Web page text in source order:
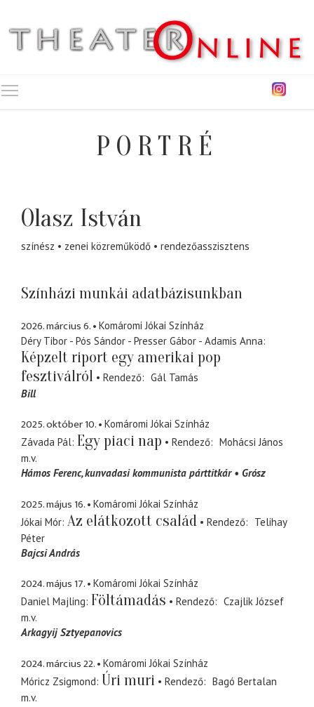
PORTRÉ
Olasz István
színész zenei közreműködő rendezőasszisztens
Színházi munkái adatbázisunkban
2026. március 6.
Komáromi Jókai Színház
Déry Tibor - Pós Sándor - Presser Gábor - Adamis Anna
Képzelt riport egy amerikai pop
fesztiválról
Rendező
Gál Tamás
Bill
2025. október 10.
Komáromi Jókai Színház
Závada Pál Egy piaci nap Rendező
Mohácsi János
m.v.
Hámos Ferenc kunvadasi kommunista párttitkár Grósz
2025. május 16.
Komáromi Jókai Színház
Jókai Mór Az elátkozott család Rendező
Telihay
Péter
Bajcsi András
2024. május 17.
Komáromi Jókai Színház
Daniel Majling Föltámadás Rendező
Czajlik József
m.v.
Arkagyij Sztyepanovics
2024. március 22.
Komáromi Jókai Színház
Móricz Zsigmond Úri muri Rendező
Bagó Bertalan
m.v.